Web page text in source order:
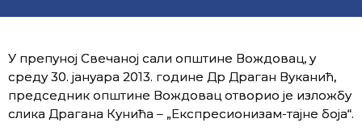
У препуној Свечаној сали општине Вождовац, у
среду 30. јануара 2013. године Др Драган Вуканић,
председник општине Вождовац отворио је изложбу
слика Драгана Кунића – „Експресионизам-тајне боја“.